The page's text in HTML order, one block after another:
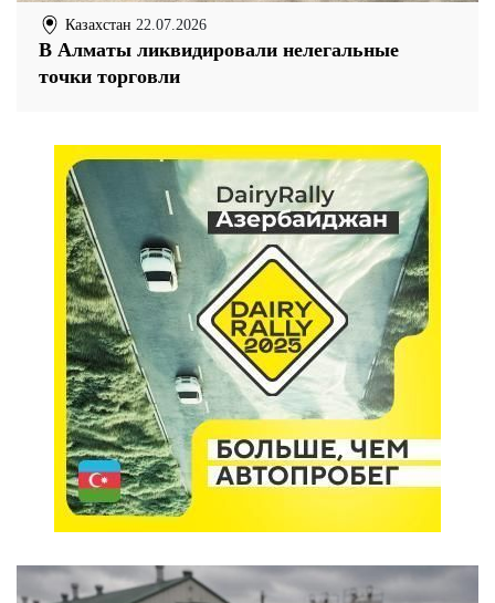
Казахстан 22.07.2026
В Алматы ликвидировали нелегальные
точки торговли